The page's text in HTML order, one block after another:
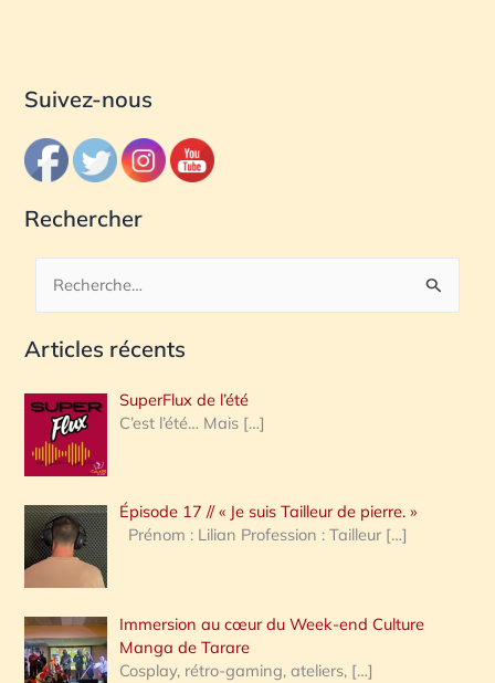
Suivez-nous
Rechercher
c
e
r
c
h
e
:
Articles récents
SuperFlux de l’été
C’est l’été… Mais […]
Épisode 17 // « Je suis Tailleur de pierre. »
Prénom : Lilian Profession : Tailleur […]
Immersion au cœur du Week-end Culture
Manga de Tarare
Cosplay, rétro-gaming, ateliers, […]